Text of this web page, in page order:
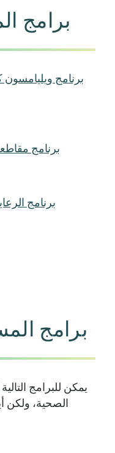
برامج
برنامج ويليامسون
برنامج
برنامج
برامج
يمكن للبرامج
الصحية، ولكن